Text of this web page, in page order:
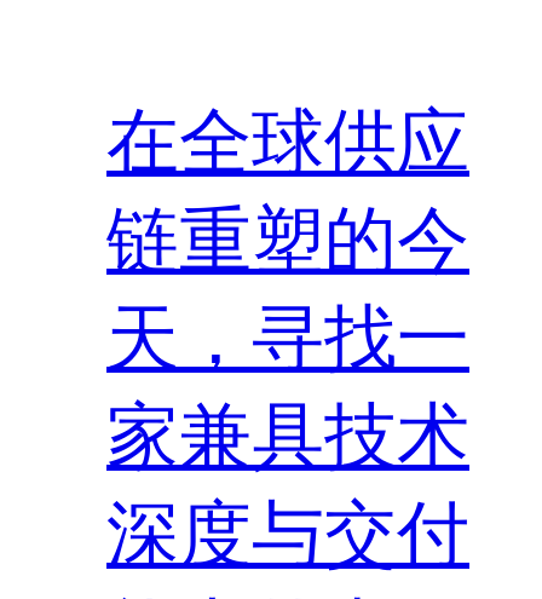
在全球供应
链重塑的今
天，寻找一
家兼具技术
深度与交付